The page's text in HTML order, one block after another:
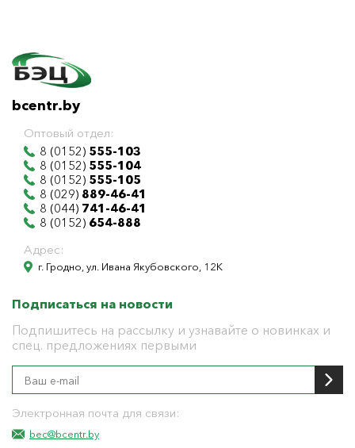
bcentr.by
Оптовый отдел:
8 (0152) 555-103
8 (0152) 555-104
8 (0152) 555-105
8 (029) 889-46-41
8 (044) 741-46-41
8 (0152) 654-888
Адрес:
г. Гродно, ул. Ивана Якубовского, 12К
Подписаться на новости
Подпишитесь на рассылку и узнавайте о новинках и
спец. предложениях первыми
Электронная почта для связи:
bec@bcentr.by